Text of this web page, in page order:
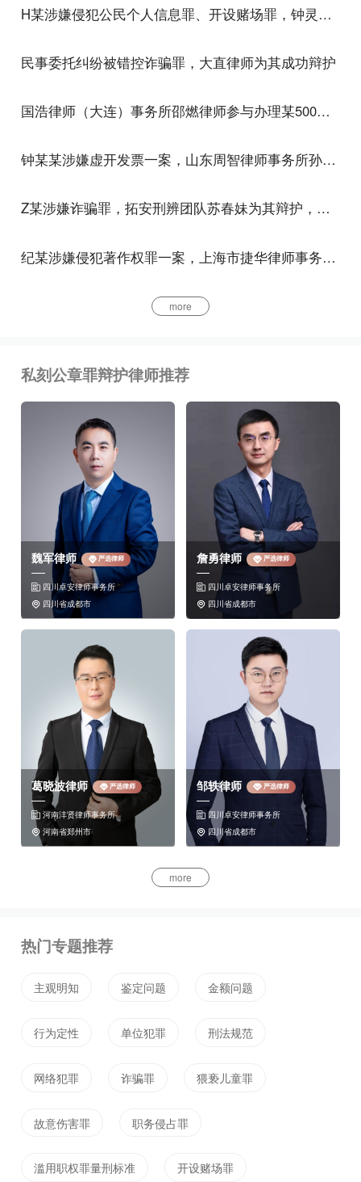
的，处三年以下有期徒刑、拘役、管制或者剥夺政治
伪造、变造居民身份证的，处三年以下有期徒刑、拘
上七年以下有期徒刑。
H某涉嫌侵犯公民个人信息罪、开设赌场罪，钟灵柔律师为其辩护，成功减少一半刑期
民事委托纠纷被错控诈骗罪，大直律师为其成功辩护
国浩律师（大连）事务所邵燃律师参与办理某500强民营企业涉嫌集资诈骗罪案
钟某某涉嫌虚开发票一案，山东周智律师事务所孙建华、孙明晗律师为其辩护，获撤回移送审查起诉的结果
Z某涉嫌诈骗罪，拓安刑辨团队苏春妹为其辩护，获不起诉
纪某涉嫌侵犯著作权罪一案，上海市捷华律师事务所解文清律师为其辩护，公安机关撤回起诉意见，检察机关解除取保候审
more
私刻公章罪辩护律师推荐
魏军律师 严选律师
 四川卓安律师事务所
 四川省成都市
詹勇律师 严选律师
 四川卓安律师事务所
 四川省成都市
葛晓波律师 严选律师
 河南沣贤律师事务所
 河南省郑州市
邹轶律师 严选律师
 四川卓安律师事务所
 四川省成都市
more
热门专题推荐
主观明知 鉴定问题 金额问题
行为定性 单位犯罪 刑法规范
网络犯罪 诈骗罪 猥亵儿童罪
故意伤害罪 职务侵占罪
滥用职权罪量刑标准 开设赌场罪